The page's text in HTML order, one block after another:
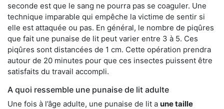
seconde est que le sang ne pourra pas se coaguler. Une
technique imparable qui empêche la victime de sentir si
elle est attaquée ou pas. En général, le nombre de piqûres
que fait une punaise de lit peut varier entre 3 à 5. Ces
piqûres sont distancées de 1 cm. Cette opération prendra
autour de 20 minutes pour que ces insectes puissent être
satisfaits du travail accompli.
A quoi ressemble une punaise de lit adulte
Une fois à l’âge adulte, une punaise de lit a une taille